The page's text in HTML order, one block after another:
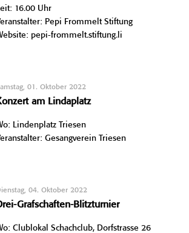
16.00 Uhr
Pepi Frommelt Stiftung
pepi-frommelt.stiftung.li
01. Oktober 2022
am Lindaplatz
Lindenplatz Triesen
Gesangverein Triesen
04. Oktober 2022
Grafschaften-Blitzturnier
Clublokal Schachclub, Dorfstrasse 26